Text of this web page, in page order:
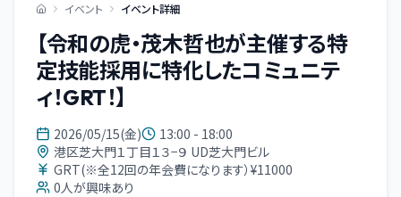
イベント イベント詳細
【令和の虎・茂木哲也が主催する特
定技能採用に特化したコミュニテ
ィ！GRT！】
2026/05/15(金)
13:00 - 18:00
港区芝大門１丁目１３−９ UD芝大門ビル
GRT(※全12回の年会費になります）¥11000
0人が興味あり